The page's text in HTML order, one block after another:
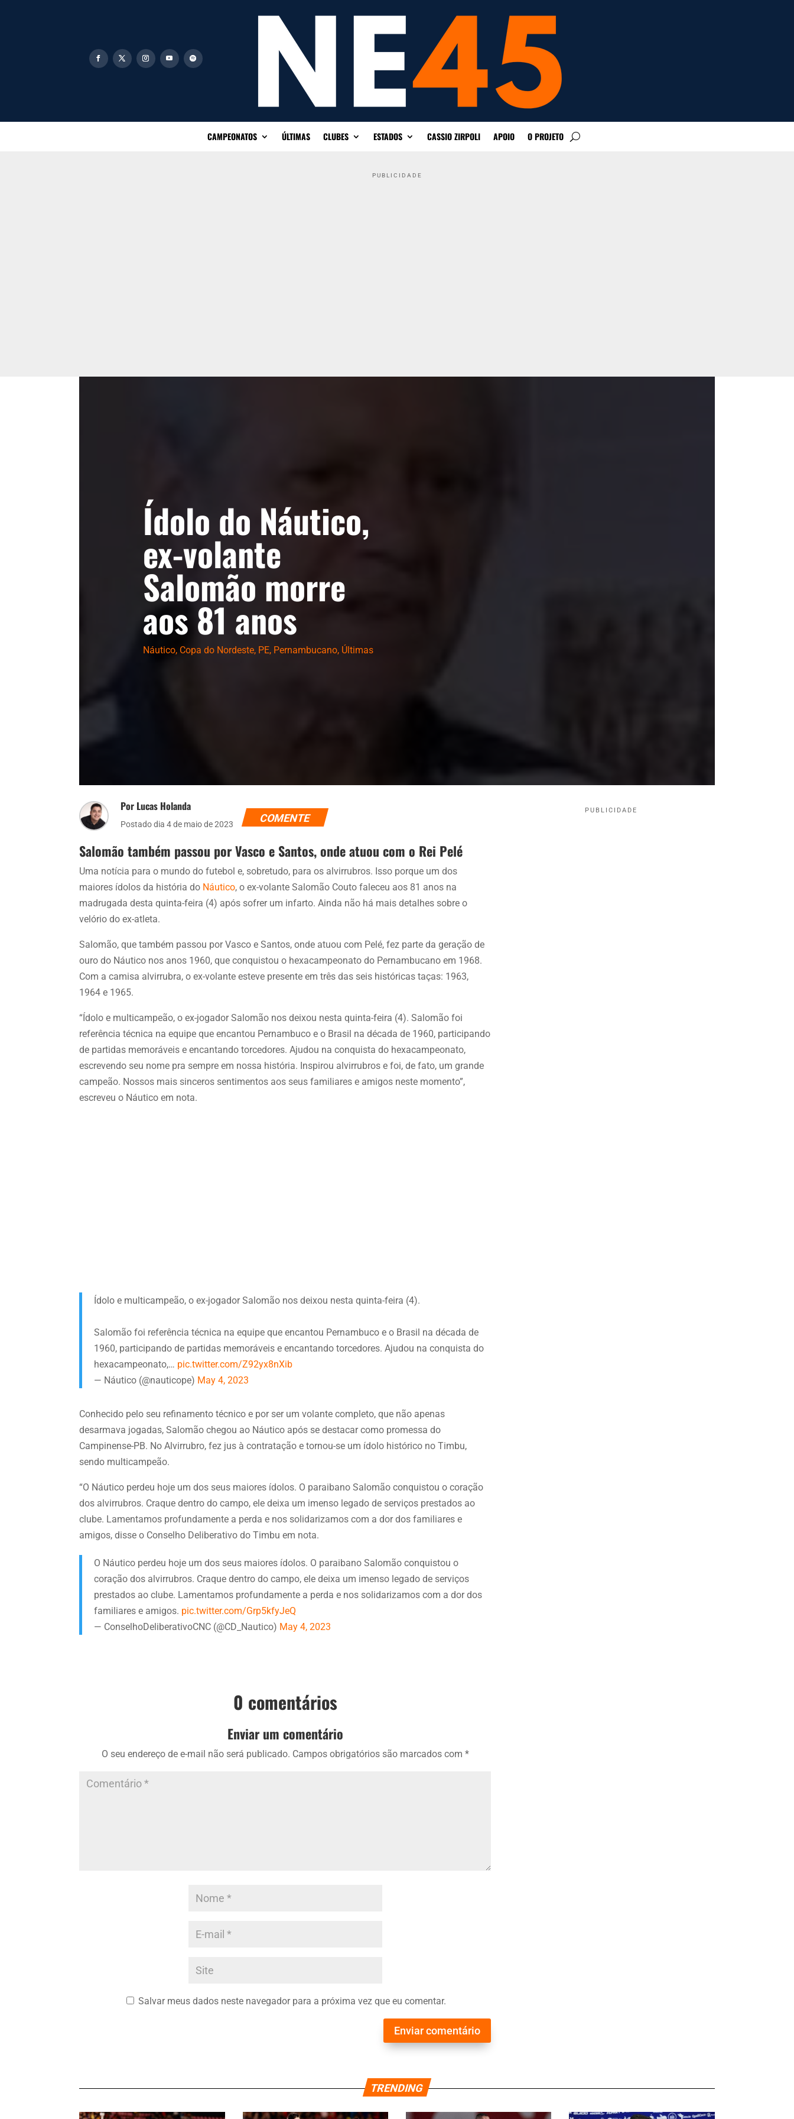
CAMPEONATOS ÚLTIMAS CLUBES ESTADOS CASSIO ZIRPOLI APOIO O PROJETO
PUBLICIDADE
Ídolo do Náutico,
ex-volante
Salomão morre
aos 81 anos
Náutico, Copa do Nordeste, PE, Pernambucano, Últimas
Por Lucas Holanda
Postado dia 4 de maio de 2023 COMENTE
Salomão também passou por Vasco e Santos, onde atuou com o Rei Pelé
Uma notícia para o mundo do futebol e, sobretudo, para os alvirrubros. Isso porque um dos
maiores ídolos da história do Náutico, o ex-volante Salomão Couto faleceu aos 81 anos na
madrugada desta quinta-feira (4) após sofrer um infarto. Ainda não há mais detalhes sobre o
velório do ex-atleta.
Salomão, que também passou por Vasco e Santos, onde atuou com Pelé, fez parte da geração de
ouro do Náutico nos anos 1960, que conquistou o hexacampeonato do Pernambucano em 1968.
Com a camisa alvirrubra, o ex-volante esteve presente em três das seis históricas taças: 1963,
1964 e 1965.
“Ídolo e multicampeão, o ex-jogador Salomão nos deixou nesta quinta-feira (4). Salomão foi
referência técnica na equipe que encantou Pernambuco e o Brasil na década de 1960, participando
de partidas memoráveis e encantando torcedores. Ajudou na conquista do hexacampeonato,
escrevendo seu nome pra sempre em nossa história. Inspirou alvirrubros e foi, de fato, um grande
campeão. Nossos mais sinceros sentimentos aos seus familiares e amigos neste momento”,
escreveu o Náutico em nota.
Ídolo e multicampeão, o ex-jogador Salomão nos deixou nesta quinta-feira (4).
Salomão foi referência técnica na equipe que encantou Pernambuco e o Brasil na década de
1960, participando de partidas memoráveis e encantando torcedores. Ajudou na conquista do
hexacampeonato,… pic.twitter.com/Z92yx8nXib
— Náutico (@nauticope) May 4, 2023
Conhecido pelo seu refinamento técnico e por ser um volante completo, que não apenas
desarmava jogadas, Salomão chegou ao Náutico após se destacar como promessa do
Campinense-PB. No Alvirrubro, fez jus à contratação e tornou-se um ídolo histórico no Timbu,
sendo multicampeão.
“O Náutico perdeu hoje um dos seus maiores ídolos. O paraibano Salomão conquistou o coração
dos alvirrubros. Craque dentro do campo, ele deixa um imenso legado de serviços prestados ao
clube. Lamentamos profundamente a perda e nos solidarizamos com a dor dos familiares e
amigos, disse o Conselho Deliberativo do Timbu em nota.
O Náutico perdeu hoje um dos seus maiores ídolos. O paraibano Salomão conquistou o
coração dos alvirrubros. Craque dentro do campo, ele deixa um imenso legado de serviços
prestados ao clube. Lamentamos profundamente a perda e nos solidarizamos com a dor dos
familiares e amigos. pic.twitter.com/Grp5kfyJeQ
— ConselhoDeliberativoCNC (@CD_Nautico) May 4, 2023
0 comentários
Enviar um comentário
O seu endereço de e-mail não será publicado. Campos obrigatórios são marcados com *
Salvar meus dados neste navegador para a próxima vez que eu comentar.
Enviar comentário
PUBLICIDADE
TRENDING